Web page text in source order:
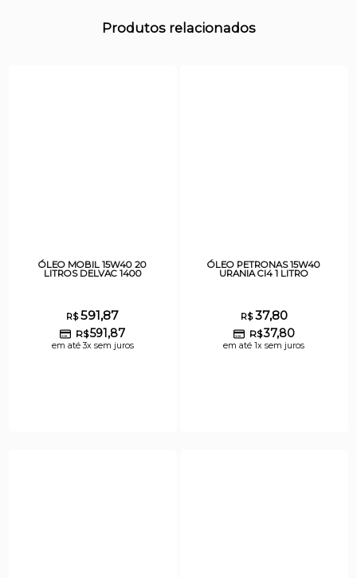
Produtos relacionados
ÓLEO MOBIL 15W40 20
LITROS DELVAC 1400
R$591,87
R$591,87
em até 3x sem juros
ÓLEO PETRONAS 15W40
URANIA CI4 1 LITRO
R$37,80
R$37,80
em até 1x sem juros